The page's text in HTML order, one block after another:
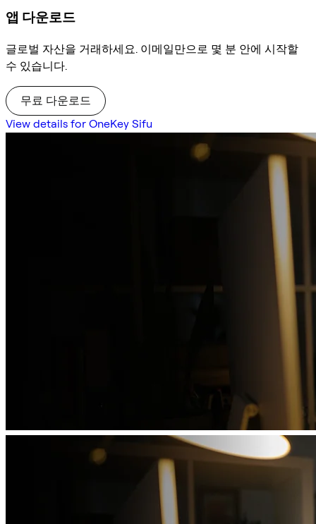
앱 다운로드
글로벌 자산을 거래하세요. 이메일만으로 몇 분 안에 시작할
수 있습니다.
무료 다운로드
View details for OneKey Sifu